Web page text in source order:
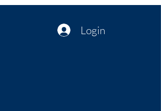
Login